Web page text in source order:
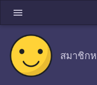
menu
สมาชิกห